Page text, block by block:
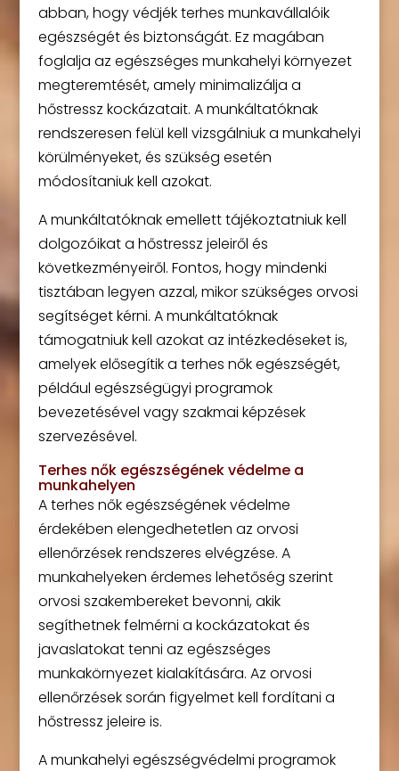
abban, hogy védjék terhes munkavállalóik
egészségét és biztonságát. Ez magában
foglalja az egészséges munkahelyi környezet
megteremtését, amely minimalizálja a
hőstressz kockázatait. A munkáltatóknak
rendszeresen felül kell vizsgálniuk a munkahelyi
körülményeket, és szükség esetén
módosítaniuk kell azokat.
A munkáltatóknak emellett tájékoztatniuk kell
dolgozóikat a hőstressz jeleiről és
következményeiről. Fontos, hogy mindenki
tisztában legyen azzal, mikor szükséges orvosi
segítséget kérni. A munkáltatóknak
támogatniuk kell azokat az intézkedéseket is,
amelyek elősegítik a terhes nők egészségét,
például egészségügyi programok
bevezetésével vagy szakmai képzések
szervezésével.
Terhes nők egészségének védelme a
munkahelyen
A terhes nők egészségének védelme
érdekében elengedhetetlen az orvosi
ellenőrzések rendszeres elvégzése. A
munkahelyeken érdemes lehetőség szerint
orvosi szakembereket bevonni, akik
segíthetnek felmérni a kockázatokat és
javaslatokat tenni az egészséges
munkakörnyezet kialakítására. Az orvosi
ellenőrzések során figyelmet kell fordítani a
hőstressz jeleire is.
A munkahelyi egészségvédelmi programok